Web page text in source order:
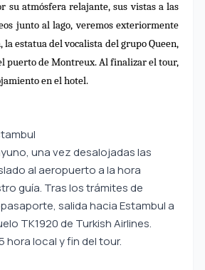
su atmósfera relajante, sus vistas a las
junto al lago, veremos exteriormente
la estatua del vocalista del grupo Queen,
puerto de Montreux. Al finalizar el tour,
en el hotel.
una vez desalojadas las
al aeropuerto a la hora
guía. Tras los trámites de
salida hacia Estambul a
TK1920 de Turkish Airlines.
hora local y fin del tour.